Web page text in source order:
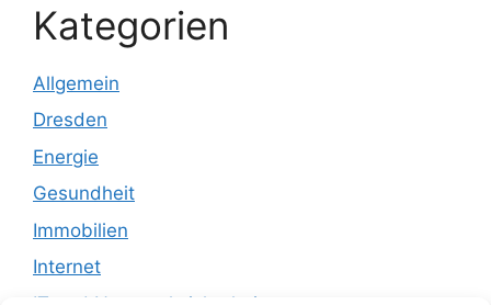
Kategorien
Allgemein
Dresden
Energie
Gesundheit
Immobilien
Internet